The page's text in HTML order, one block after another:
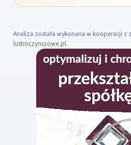
Analiza została wykonana w kooperacji z
lustroczynszowe.pl.